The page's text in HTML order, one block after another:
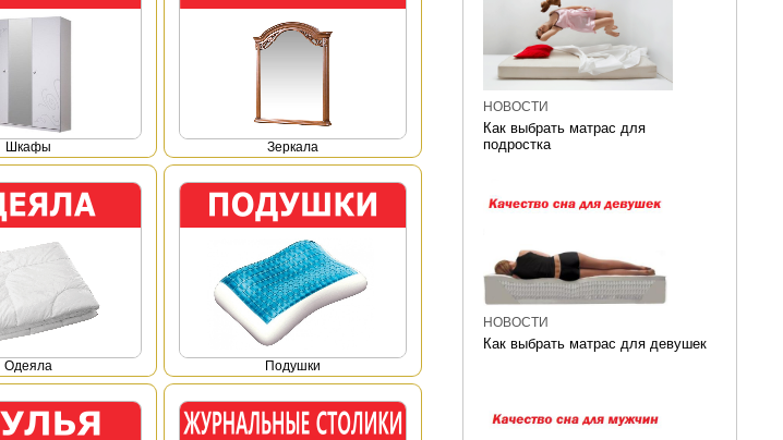
НОВОСТИ
Как выбрать матрас для
подростка
НОВОСТИ
Как выбрать матрас для девушек
Шкафы Зеркала
Одеяла Подушки